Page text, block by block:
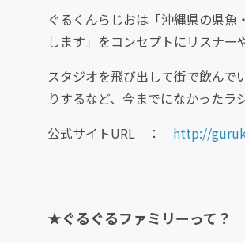
ぐるくんらじおは「沖縄県の県
します」をコンセプトにリスナー
スタジオを飛び出して街で飲ん
りするなど、今までになかったラ
公式サイトURL ： http://
★ぐるぐるファミリーって？